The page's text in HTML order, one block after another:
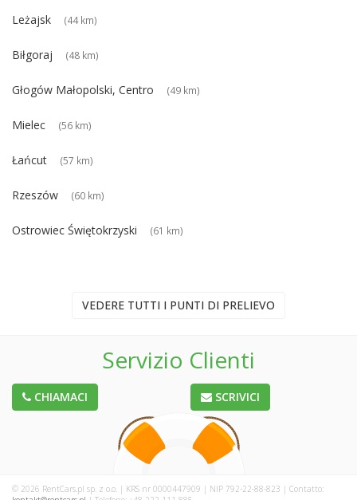
Leżajsk (44 km)
Biłgoraj (48 km)
Głogów Małopolski, Centro (49 km)
Mielec (56 km)
Łańcut (57 km)
Rzeszów (60 km)
Ostrowiec Świętokrzyski (61 km)
VEDERE TUTTI I PUNTI DI PRELIEVO
Servizio Clienti
CHIAMACI SCRIVICI
© 2026 RentCars.pl sp. z o.o. | KRS nr 0000447909 | NIP 792-22-88-823 | Contatto: